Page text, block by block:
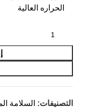
الحراره العالية
التصنيفات: السلامة